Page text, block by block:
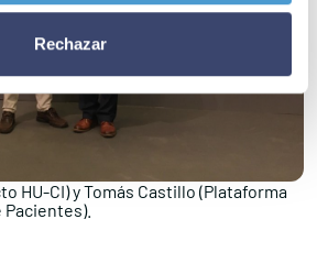
Rechazar
HU-CI) y Tomás Castillo (Plataforma